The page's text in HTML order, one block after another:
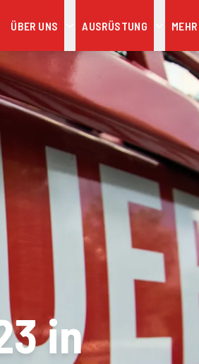
ÜBER UNS AUSRÜSTUNG MEHR
in